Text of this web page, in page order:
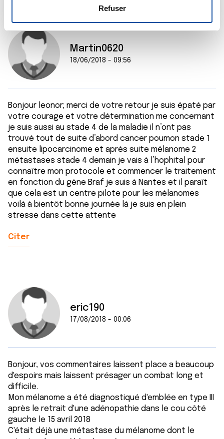
déclaration sur les cookies.
Les cookies nous permettent de personnaliser le contenu
et les annonces, d'offrir des fonctionnalités relatives aux
médias sociaux et d'analyser notre trafic. Nous
partageons également des informations sur l'utilisation de
notre site avec nos partenaires de médias sociaux, de
publicité et d'analyse, qui peuvent combiner celles-ci
avec d'autres informations que vous leur avez fournies
ou qu'ils ont collectées lors de votre utilisation de leurs
services.
t
Refuser
Martin0620
18/06/2018 - 09:56
Bonjour leonor; merci de votre retour je suis épaté par
votre courage et votre détermination me concernant
je suis aussi au stade 4 de la maladie il n’ont pas
trouvé tout de suite d’abord cancer poumon stade 1
ensuite lipocarcinome et après suite mélanome 2
métastases stade 4 demain je vais à l’hophital pour
connaître mon protocole et commencer le traitement
en fonction du gène Braf je suis à Nantes et il paraît
que cela est un centre pilote pour les mélanomes
voilà à bientôt bonne journée là je suis en plein
stresse dans cette attente
Citer
eric190
17/08/2018 - 00:06
Bonjour, vos commentaires laissent place a beaucoup
d'espoirs mais laissent présager un combat long et
difficile.
Mon mélanome a été diagnostiqué d'emblée en type III
après le retrait d'une adénopathie dans le cou côté
gauche le 15 avril 2018
C'était déjà une métastase du mélanome dont le